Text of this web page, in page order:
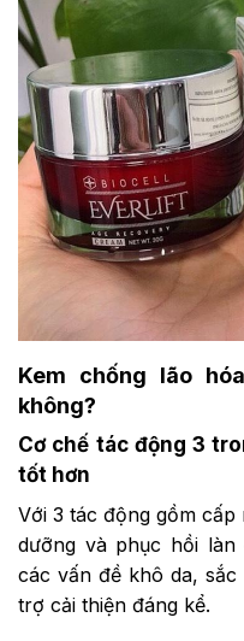
Kem chống lão
không?
Cơ chế tác động 3
tốt hơn
Với 3 tác động gồm
dưỡng và phục hồi làn
các vấn đề khô da,
trợ cải thiện đáng kể.